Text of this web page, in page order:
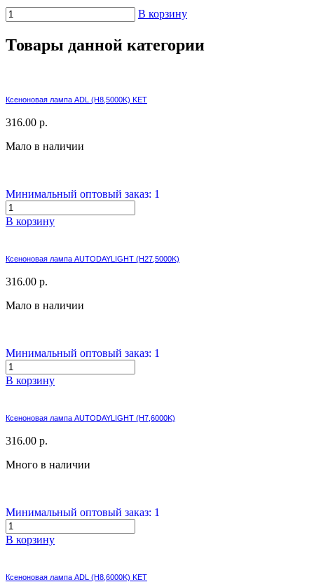
В корзину
Товары данной категории
Ксеноновая лампа ADL (H8,5000K) KET
316.00 р.
Мало в наличии
Минимальный оптовый заказ: 1
В корзину
Ксеноновая лампа AUTODAYLIGHT (H27,5000K)
316.00 р.
Мало в наличии
Минимальный оптовый заказ: 1
В корзину
Ксеноновая лампа AUTODAYLIGHT (H7,6000K)
316.00 р.
Много в наличии
Минимальный оптовый заказ: 1
В корзину
Ксеноновая лампа ADL (H8,6000K) KET